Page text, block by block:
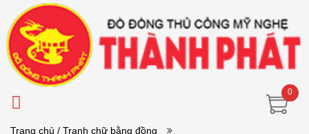
0
Trang chủ / Tranh chữ bằng đồng